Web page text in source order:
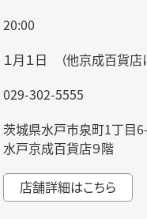
20:00
１月１日 （他京成百貨店
029-302-5555
茨城県水戸市泉町1丁目
水戸京成百貨店９階
店舗詳細はこちら